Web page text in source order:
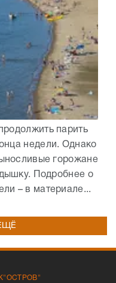
парить
недели. Однако
горожане
Подробнее о
– в материале...